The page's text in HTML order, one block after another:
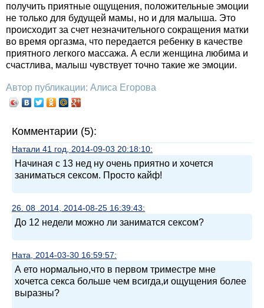
получить приятные ощущения, положительные эмоции
не только для будущей мамы, но и для малыша. Это
происходит за счет незначительного сокращения матки
во время оргазма, что передается ребенку в качестве
приятного легкого массажа. А если женщина любима и
счастлива, малыш чувствует точно такие же эмоции.
Автор публикации: Алиса Егорова
Комментарии (5):
Натали 41 год, 2014-09-03 20:18:10:
Начиная с 13 нед ну очень приятно и хочется
заниматься сексом. Просто кайф!
26. 08 .2014, 2014-08-25 16:39:43:
До 12 недели можно ли заниматся сексом?
Ната, 2014-03-30 16:59:57:
А ето нормально,что в первом триместре мне
хочетса секса больше чем всигда,и ощущения более
выразны?